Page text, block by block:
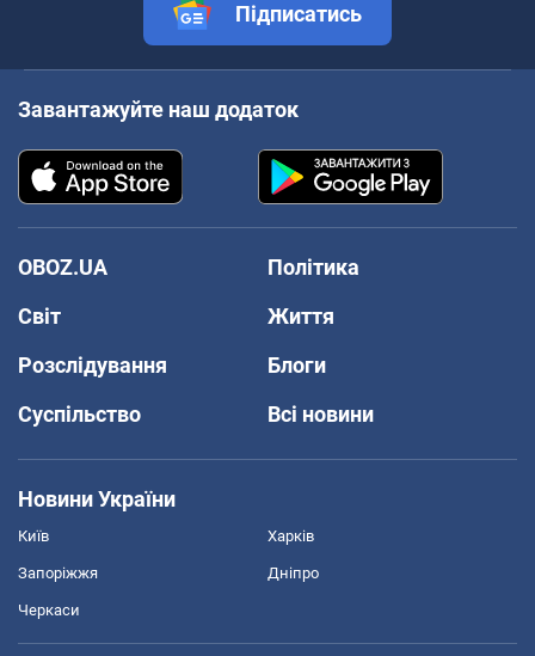
Підписатись
Завантажуйте наш додаток
OBOZ.UA
Політика
Світ
Життя
Розслідування
Блоги
Суспільство
Всі новини
Новини України
Київ Харків
Запоріжжя Дніпро
Черкаси